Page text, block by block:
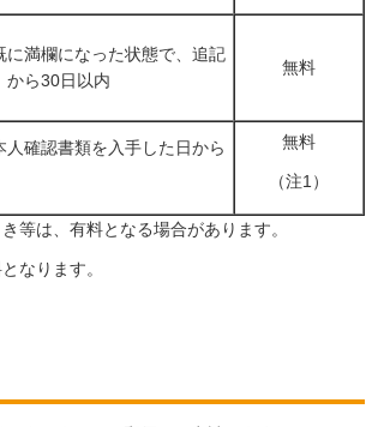
満欄になった状態で、追記
から30日以内
無料
確認書類を入手した日から
無料
（注1）
等は、有料となる場合があります。
なります。